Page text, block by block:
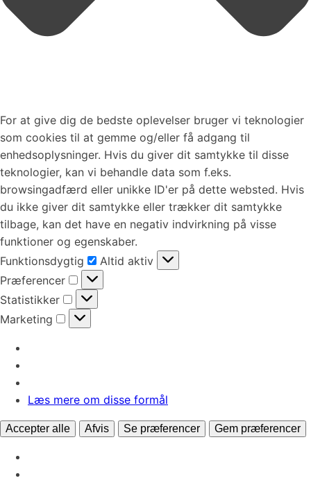
For at give dig de bedste oplevelser bruger vi teknologier
som cookies til at gemme og/eller få adgang til
enhedsoplysninger. Hvis du giver dit samtykke til disse
teknologier, kan vi behandle data som f.eks.
browsingadfærd eller unikke ID'er på dette websted. Hvis
du ikke giver dit samtykke eller trækker dit samtykke
tilbage, kan det have en negativ indvirkning på visse
funktioner og egenskaber.
Funktionsdygtig
Funktionsdygtig
Altid aktiv
Præferencer
Præferencer
Statistikker
Statistikker
Marketing
Marketing
Læs mere om disse formål
Accepter alle Afvis Se præferencer Gem præferencer